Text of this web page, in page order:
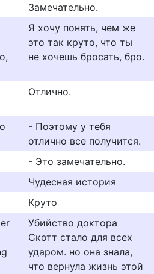
Замечательно.
Я хочу понять, чем же
это так круто, что ты
не хочешь бросать, бро.
Отлично.
- Поэтому у тебя
отлично все получится.
- Это замечательно.
Чудесная история
Круто
Убийство доктора
Скотт стало для всех
ударом. но она знала,
что вернула жизнь этой